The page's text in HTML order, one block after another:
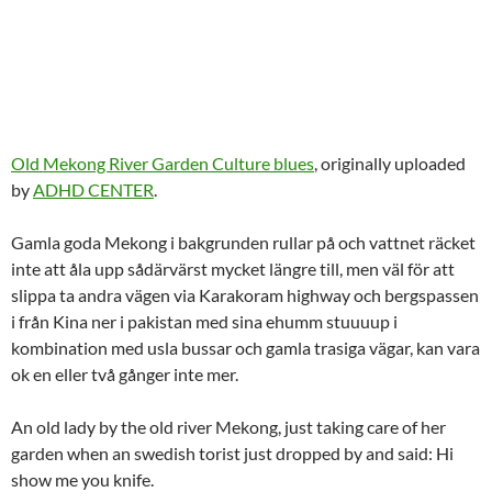
Old Mekong River Garden Culture blues, originally uploaded
byADHD CENTER.
Gamla goda Mekong i bakgrunden rullar på och vattnet räcket
inte att åla upp sådärvärst mycket längre till, men väl för att
slippa ta andra vägen via Karakoram highway och bergspassen
i från Kina ner i pakistan med sina ehumm stuuuup i
kombination med usla bussar och gamla trasiga vägar, kan vara
ok en eller två gånger inte mer.
An old lady by the old river Mekong, just taking care of her
garden when an swedish torist just dropped by and said: Hi
show me you knife.